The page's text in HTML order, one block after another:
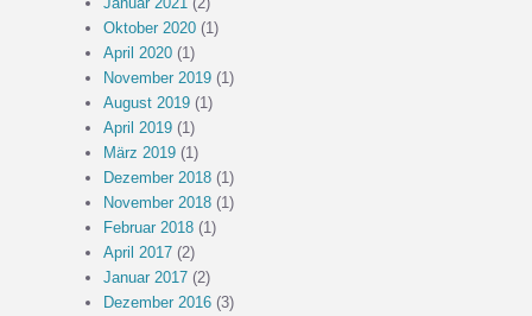
Oktober 2020(1)
April 2020(1)
November 2019(1)
August 2019(1)
April 2019(1)
März 2019(1)
Dezember 2018(1)
November 2018(1)
Februar 2018(1)
April 2017(2)
Januar 2017(2)
Dezember 2016(3)